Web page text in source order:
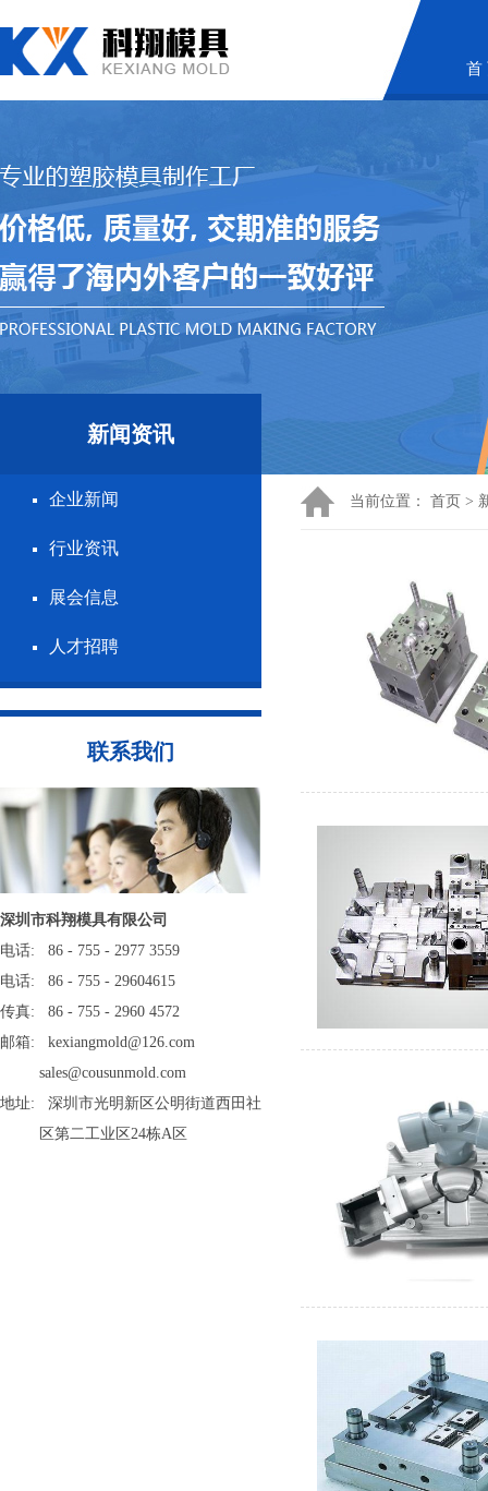
首
新闻资讯
企业新闻
行业资讯
展会信息
人才招聘
联系我们
深圳市科翔模具有限公司
电话: 86 - 755 - 2977 3559
电话: 86 - 755 - 29604615
传真: 86 - 755 - 2960 4572
邮箱: kexiangmold@126.com
sales@cousunmold.com
地址: 深圳市光明新区公明街道西田社
区第二工业区24栋A区
当前位置： 首页 >